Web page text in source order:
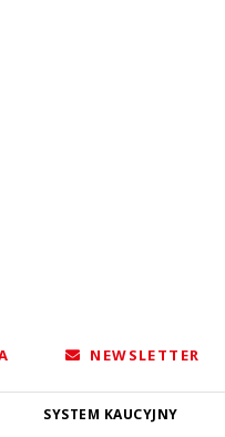
NEWSLETTER
SYSTEM KAUCYJNY